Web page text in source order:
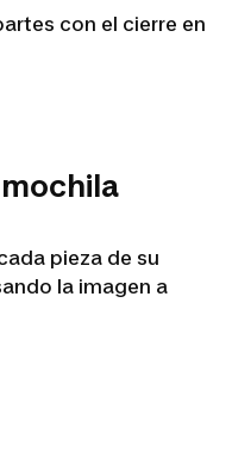
con el cierre en
pieza de su
la imagen a